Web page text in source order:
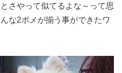
さやって似てるよな～って思
な2ポメが揃う事ができたワ